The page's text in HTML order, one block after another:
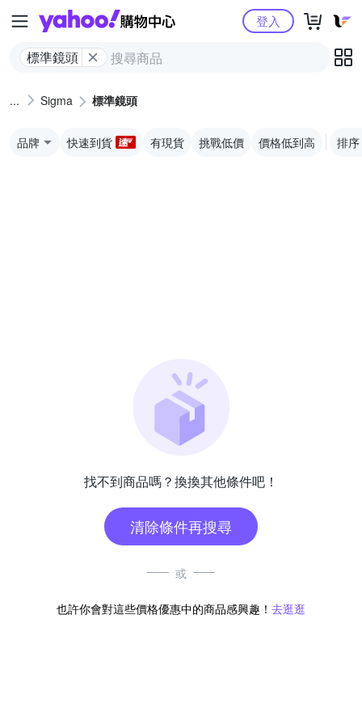
Yahoo購物中心
標準鏡頭
登入
Sigma 標準鏡頭
品牌 快速到貨 有現貨 挑戰低價 價格低到高 排序
找不到商品嗎？換換其他條件吧！
清除條件再搜尋
或
也許你會對這些價格優惠中的商品感興趣！ 去逛逛